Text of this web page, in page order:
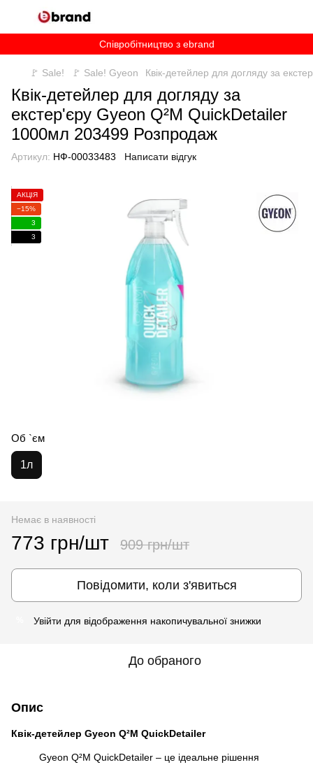
Співробітництво з ebrand
🚩 Sale! 🚩 Sale! Gyeon Квік-детейлер для догляду за
Квік-детейлер для догляду за
екстер'єру Gyeon Q²M QuickDetailer
1000мл 203499 Розпродаж
Артикул: НФ-00033483 Написати відгук
АКЦІЯ
−15%
3
3
Об `єм
1л
Немає в наявності
773 грн/шт 909 грн/шт
Повідомити, коли з'явиться
Увійти для відображення накопичувальної знижки
До обраного
Опис
Квік-детейлер Gyeon Q²M QuickDetailer
Gyeon Q²M QuickDetailer – це ідеальне рішення